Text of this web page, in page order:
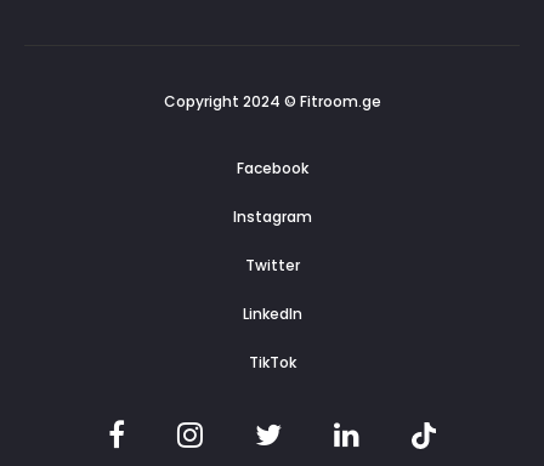
Copyright 2024 © Fitroom.ge
Facebook
Instagram
Twitter
LinkedIn
TikTok
T